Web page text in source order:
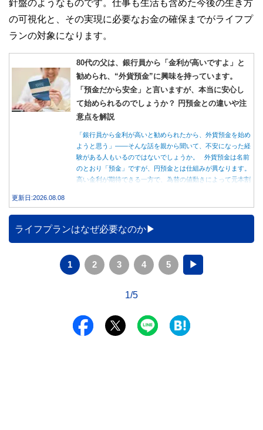
針盤のようなものです。仕事も生活も含めた今後の生き方
の可視化と、その実現に必要なお金の確保までがライフプ
ランの対象になります。
80代の父は、銀行員から「金利が高いですよ」と
勧められ、“外貨預金”に興味を持っています。
「預金だから安全」と言いますが、本当に安心し
て始められるのでしょうか？ 円預金との違いや注
意点を解説
「銀行員から金利が高いと勧められたから、外貨預金を始め
ようと思う」――そんな話を親から聞いて、不安になった経
験がある人もいるのではないでしょうか。 外貨預金は名前
のとおり「預金」ですが、円預金とは仕組みが異なります。
高い金利が期待できる一方で、為替の値動きによって元本割
更新日:2026.08.08
ライフプランはなぜ必要なのか
1 2 3 4 5 ▶
1/5